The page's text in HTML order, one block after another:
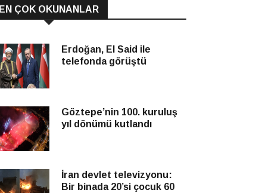
EN ÇOK OKUNANLAR
Erdoğan, El Said ile
telefonda görüştü
Göztepe’nin 100. kuruluş
yıl dönümü kutlandı
İran devlet televizyonu:
Bir binada 20’si çocuk 60